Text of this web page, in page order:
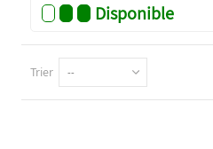
Disponible
Trier --